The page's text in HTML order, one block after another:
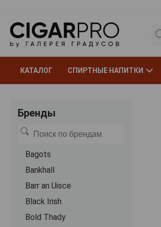
КАТАЛОГ СПИРТНЫЕ НАПИТКИ
Бренды
Bagots
Bankhall
Barr an Uisce
Black Irish
Bold Thady